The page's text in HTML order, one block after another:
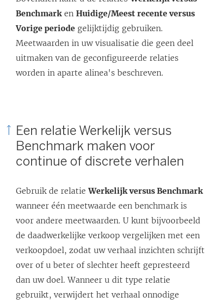
Benchmarken Huidige/Meest recente versus
Vorige periode gelijktijdig gebruiken.
Meetwaarden in uw visualisatie die geen deel
uitmaken van de geconfigureerde relaties
worden in aparte alinea's beschreven.
Een relatie Werkelijk versus
Benchmark maken voor
continue of discrete verhalen
Gebruik de relatieWerkelijk versus Benchmark
wanneer één meetwaarde een benchmark is
voor andere meetwaarden. U kunt bijvoorbeeld
de daadwerkelijke verkoop vergelijken met een
verkoopdoel, zodat uw verhaal inzichten schrijft
over of u beter of slechter heeft gepresteerd
dan uw doel. Wanneer u dit type relatie
gebruikt, verwijdert het verhaal onnodige